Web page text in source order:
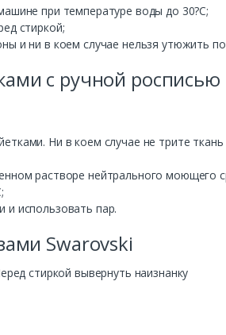
при температуре водыдо 30?С;
стиркой;
ини в коем случае нельзя утюжить по
с ручной росписью
. Ни вкоем случае не трите ткань
растворенейтрального моющего
;
и использовать пар.
Swarovski
стиркой вывернуть наизнанку